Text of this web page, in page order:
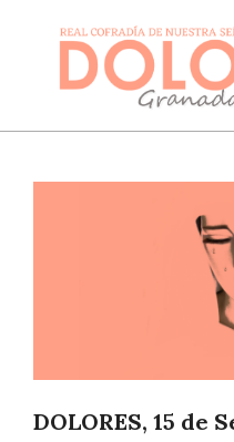
DOLORES, 15 de